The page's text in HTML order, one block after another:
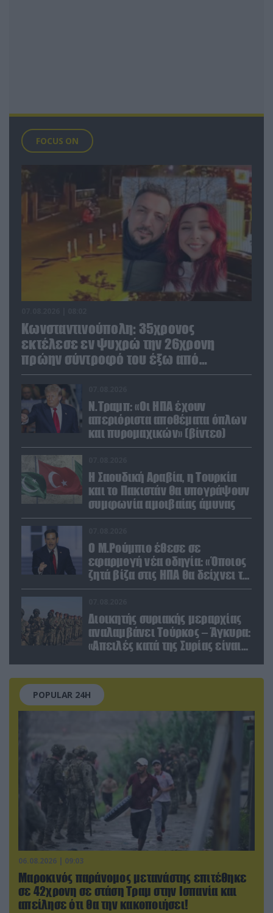
FOCUS ON
Κωνσταντινούπολη: 35χρονος
εκτέλεσε εν ψυχρώ την 26χρονη
πρώην σύντροφό του έξω από
φαρμακείο (βίντεο)
Ν.Τραμπ: «Οι ΗΠΑ έχουν
απεριόριστα αποθέματα όπλων
και πυρομαχικών» (βίντεο)
Η Σαουδική Αραβία, η Τουρκία
και το Πακιστάν θα υπογράψουν
συμφωνία αμοιβαίας άμυνας
Ο Μ.Ρούμπιο έθεσε σε
εφαρμογή νέα οδηγία: «Όποιος
ζητά βίζα στις ΗΠΑ θα δείχνει τα
social media – Τίποτα κρυφό»
Διοικητής συριακής μεραρχίας
αναλαμβάνει Τούρκος – Άγκυρα:
«Απειλές κατά της Συρίας είναι
POPULAR 24H
06.08.2026 | 09:03
Μαροκινός παράνομος μετανάστης επιτέθηκε
σε 42χρονη σε στάση Τραμ στην Ισπανία και
απείλησε ότι θα την κακοποιήσει!